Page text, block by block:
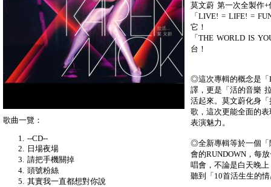
莫文蔚 第一次全製作
「LIVE! = LIFE! =
它！
「THE WORLD IS
台！
◎這次專輯的概念是「
譯，更是「活的音樂
活起來。莫文蔚化身
歌，這次更能全面的表
表演魅力。
◎全新專輯等於一個「
會的RUNDOWN，每
唱會，不論是白天晚
聽到「10首活生生的
歌曲一覽：
--CD--
日場夜場
請把手機關掉
頭號粉絲
其實我一直都想對你說